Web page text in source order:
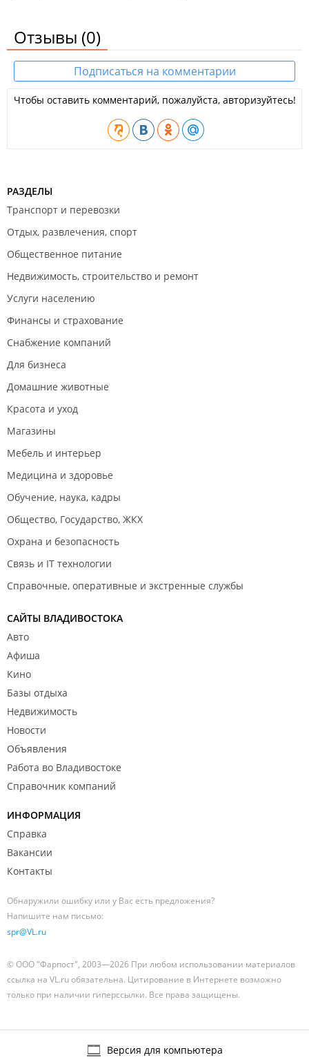
Отзывы (0)
Подписаться на комментарии
Чтобы оставить комментарий, пожалуйста, авторизуйтесь!
РАЗДЕЛЫ
Транспорт и перевозки
Отдых, развлечения, спорт
Общественное питание
Недвижимость, строительство и ремонт
Услуги населению
Финансы и страхование
Снабжение компаний
Для бизнеса
Домашние животные
Красота и уход
Магазины
Мебель и интерьер
Медицина и здоровье
Обучение, наука, кадры
Общество, Государство, ЖКХ
Охрана и безопасность
Связь и IT технологии
Справочные, оперативные и экстренные службы
САЙТЫ ВЛАДИВОСТОКА
Авто
Афиша
Кино
Базы отдыха
Недвижимость
Новости
Объявления
Работа во Владивостоке
Справочник компаний
ИНФОРМАЦИЯ
Справка
Вакансии
Контакты
Обнаружили ошибку или у Вас есть предложения?
Напишите нам письмо:
spr@VL.ru
© ООО "Фарпост", 2003—2026 При любом использовании материалов
ссылка на VL.ru обязательна. Цитирование в Интернете возможно
только при наличии гиперссылки. Все права защищены.
Версия для компьютера